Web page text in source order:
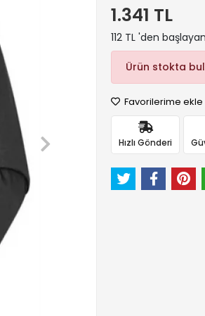
1.341 TL
112 TL 'den
Ürün stokta
Favorilerime ekle
Hızlı Gönderi